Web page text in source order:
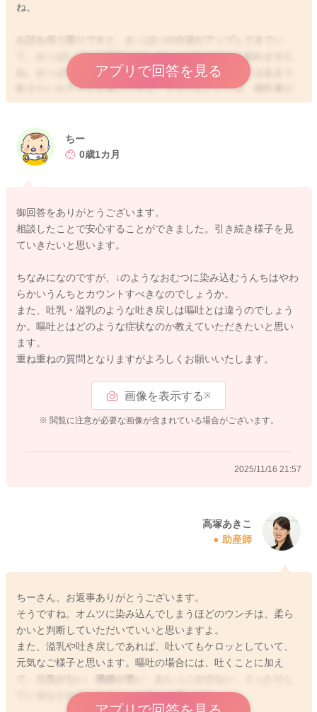
ね。
お話を伺う限りですと、おっぱいの分泌がアップしてきてい
て、おっぱいだけで満足していることがあるのかも知れません
ね。おっぱいがある程度飲めていれば、補足のミルクはあまり
飲まないお子さんも多いですよ。ママさんとしては、哺乳量が
足りているのか、ご心配になるかも知れませんが、お子さんの
乳量はそれほど不足しているということはないと思いますよ。
体重増加は健診や予防接種の際に診てもらい、体重増加も問題
のであれば、おっぱいメインで授乳なさっていただき、ミルク
は欲しがる時だけ補足なさるようにしてもいいと思いますよ。
また、健診時などに体重増加などを診てもらってくださいね。
腸内細菌が不安定ですので、便秘になったり下痢になったり、
ウンチの回数も性状も安定しないことが多いですよ。徐々に腸
の力がついて、排便のペースや性状が整ってきます。
ママさんとしては、お子さんのウンチが緩いのではないかとご
心配になるかと思うのですが、病気かどうかの判断は、ウンチ
の性状の変化以外に、哺乳意欲はあるか、元気はあるか、おし
っこはしっかり出ているか、その他に気になる症状や変化はな
いかなどを見ていただくといいと思いますよ。お話を伺う限り
ですと、発熱もなく、おっぱいも普段通りに飲めているという
アプリで回答を見る
2025/11/16 18:00
ちー
0歳1カ月
御回答をありがとうございます。
相談したことで安心することができました。引き続き様子を見
ていきたいと思います。
ちなみになのですが、↓のようなおむつに染み込むうんちはやわ
らかいうんちとカウントすべきなのでしょうか。
また、吐乳・溢乳のような吐き戻しは嘔吐とは違うのでしょう
か。嘔吐とはどのような症状なのか教えていただきたいと思い
ます。
重ね重ねの質問となりますがよろしくお願いいたします。
画像を表示する※
※ 閲覧に注意が必要な画像が含まれている場合がございます。
2025/11/16 21:57
高塚あきこ
助産師
ちーさん、お返事ありがとうございます。
そうですね。オムツに染み込んでしまうほどのウンチは、柔ら
かいと判断していただいていいと思いますよ。
また、溢乳や吐き戻しであれば、吐いてもケロッとしていて、
元気なご様子と思います。嘔吐の場合には、吐くことに加え
て、元気がない、機嫌が悪い、おしっこが少ない、ぐったりし
ているなどがみられることが多いと思います。